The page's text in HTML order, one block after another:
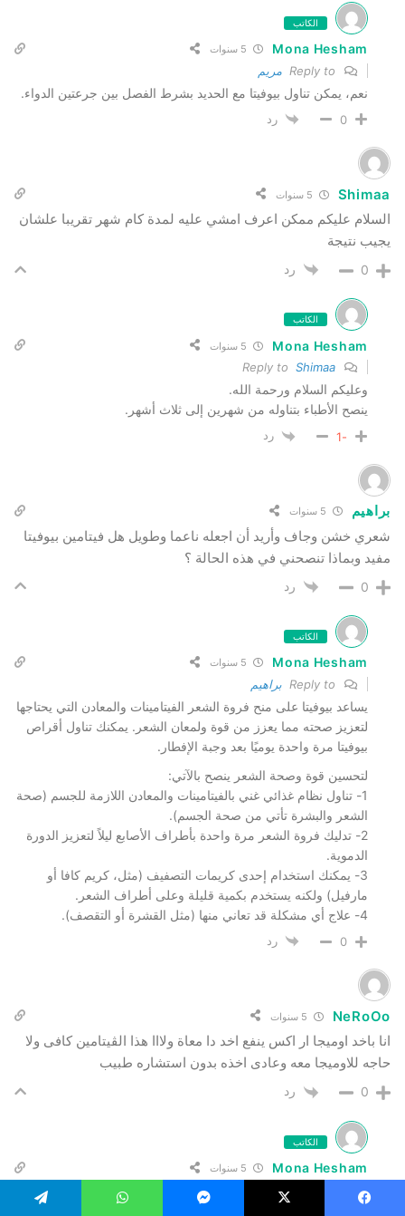
الكاتب
Mona Hesham
مريم
نعم، يمكن تناول بيوفيتا مع الحديد بشرط الفصل بين جرعتين الدواء.
0 رد
Shimaa
السلام عليكم ممكن اعرف امشي عليه لمدة كام شهر تقريبا علشان
يجيب نتيجة
0 رد
الكاتب
Mona Hesham
Shimaa
وعليكم السلام ورحمة الله.
ينصح الأطباء بتناوله من شهرين إلى ثلاث أشهر.
-1 رد
براهيم
شعري خشن وجاف وأريد أن اجعله ناعما وطويل هل فيتامين بيوفيتا
مفيد وبماذا تنصحني في هذه الحالة ؟
0 رد
الكاتب
Mona Hesham
براهيم
يساعد بيوفيتا على منح فروة الشعر الفيتامينات والمعادن التي يحتاجها
لتعزيز صحته مما يعزز من قوة ولمعان الشعر. يمكنك تناول أقراص
بيوفيتا مرة واحدة يوميًا بعد وجبة الإفطار.
لتحسين قوة وصحة الشعر ينصح بالآتي:
1- تناول نظام غذائي غني بالفيتامينات والمعادن اللازمة للجسم (صحة
الشعر والبشرة تأتي من صحة الجسم).
2- تدليك فروة الشعر مرة واحدة بأطراف الأصابع ليلاً لتعزيز الدورة
الدموية.
3- يمكنك استخدام إحدى كريمات التصفيف (مثل، كريم كافا أو
مارفيل) ولكنه يستخدم بكمية قليلة وعلى أطراف الشعر.
4- علاج أي مشكلة قد تعاني منها (مثل القشرة أو التقصف).
0 رد
NeRoOo
انا باخد اوميجا ار اكس ينفع اخد دا معاة ولااا هذا الڤيتامين كافى ولا
حاجه للاوميجا معه وعادى اخذه بدون استشاره طبيب
0 رد
الكاتب
Mona Hesham
NeRoOo